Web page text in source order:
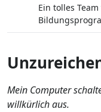
Ein tolles
Mein Computer
willkürlich aus.